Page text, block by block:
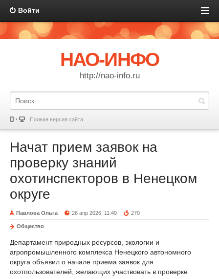
Войти
НАО-ИНФО
http://nao-info.ru
Полная версия сайта
Начат прием заявок на
проверку знаний
охотинспекторов в Ненецком
округе
Павлова Ольга 26 апр 2026, 11:49 270
Общество
Департамент природных ресурсов, экологии и
агропромышленного комплекса Ненецкого автономного
округа объявил о начале приема заявок для
охотпользователей, желающих участвовать в проверке